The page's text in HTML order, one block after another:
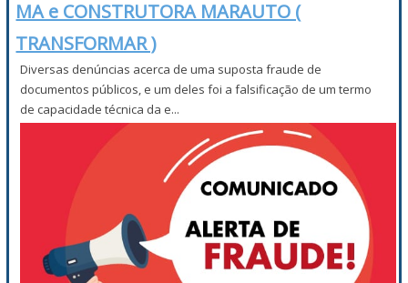
MA e CONSTRUTORA MARAUTO (
TRANSFORMAR )
Diversas denúncias acerca de uma suposta fraude de
documentos públicos, e um deles foi a falsificação de um termo
de capacidade técnica da e...